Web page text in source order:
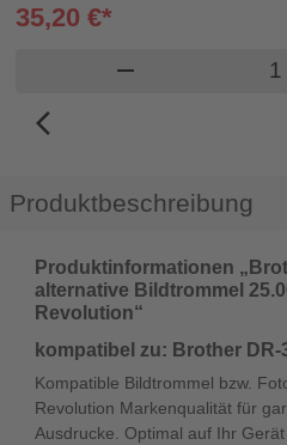
35,20 €*
remove
arrow_back_ios_new
Produktbeschreibung
Produktinformationen
alternative Bildtrommel
Revolution“
kompatibel zu: Brother DR-
Kompatible Bildtrommel bzw.
Revolution Markenqualität für
Ausdrucke. Optimal auf Ihr Gerät